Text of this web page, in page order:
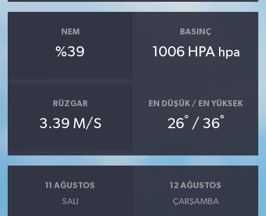
NEM
%39
BASINÇ
1006 HPA hpa
RÜZGAR
3.39 M/S
EN DÜŞÜK / EN YÜKSEK
26° / 36°
11 AĞUSTOS
SALI
12 AĞUSTOS
ÇARŞAMBA